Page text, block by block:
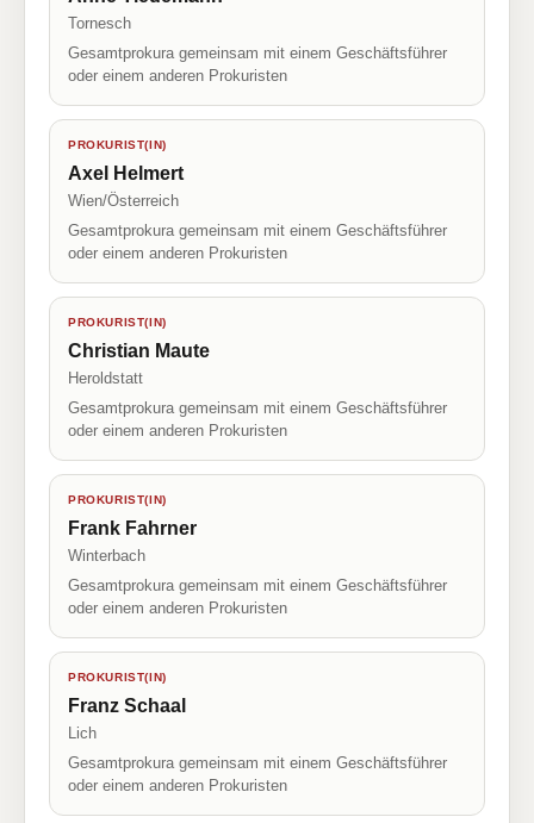
Tornesch
Gesamtprokura gemeinsam mit einem Geschäftsführer
oder einem anderen Prokuristen
PROKURIST(IN)
Axel Helmert
Wien/Österreich
Gesamtprokura gemeinsam mit einem Geschäftsführer
oder einem anderen Prokuristen
PROKURIST(IN)
Christian Maute
Heroldstatt
Gesamtprokura gemeinsam mit einem Geschäftsführer
oder einem anderen Prokuristen
PROKURIST(IN)
Frank Fahrner
Winterbach
Gesamtprokura gemeinsam mit einem Geschäftsführer
oder einem anderen Prokuristen
PROKURIST(IN)
Franz Schaal
Lich
Gesamtprokura gemeinsam mit einem Geschäftsführer
oder einem anderen Prokuristen